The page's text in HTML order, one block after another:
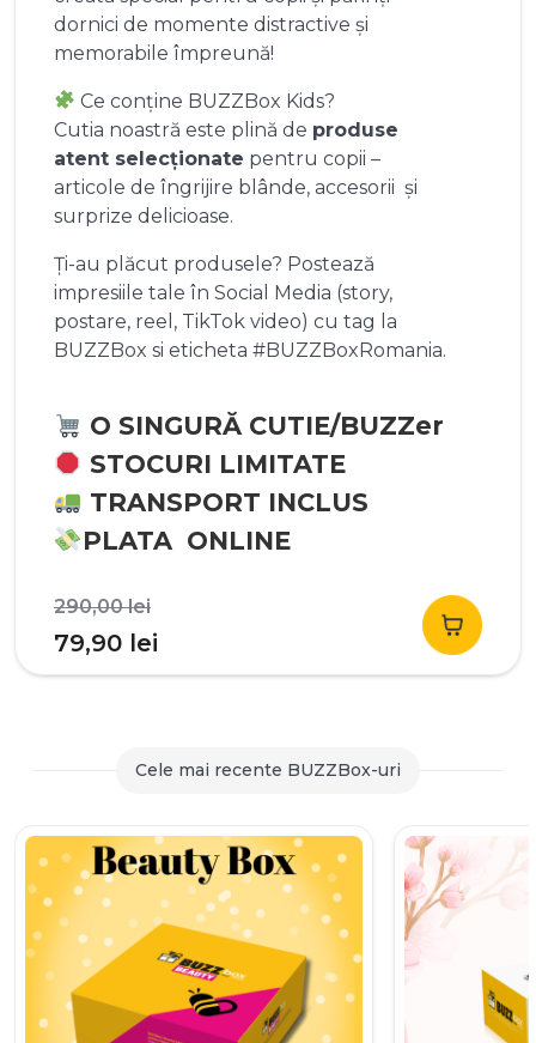
dornici de momente distractive și
memorabile împreună!
Ce conține BUZZBox Kids?
Cutia noastră este plină de produse
atent selecționate pentru copii –
articole de îngrijire blânde, accesorii și
surprize delicioase.
Ți-au plăcut produsele? Postează
impresiile tale în Social Media (story,
postare, reel, TikTok video) cu tag la
BUZZBox si eticheta #BUZZBoxRomania.
O SINGURĂ CUTIE/BUZZer
STOCURI LIMITATE
TRANSPORT INCLUS
PLATA ONLINE
290,00leiPrețul
inițial
a
290,00 lei.
79,90 lei
curent
79,90 lei.
Cele mai recente BUZZBox-uri